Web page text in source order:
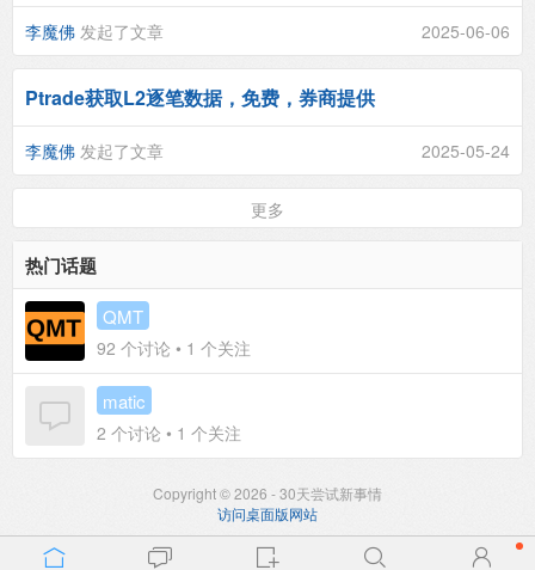
李魔佛 发起了文章 2025-06-06
Ptrade获取L2逐笔数据，免费，券商提供
李魔佛 发起了文章 2025-05-24
更多
热门话题
QMT
92 个讨论 • 1 个关注
matic
2 个讨论 • 1 个关注
Copyright © 2026 - 30天尝试新事情
访问桌面版网站